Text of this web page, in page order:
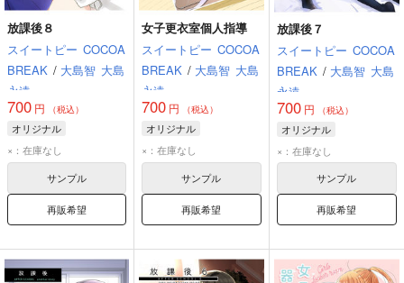
放課後８
スイートピー COCOA
BREAK / 大島智 大島
永遠
700 円 （税込）
オリジナル
×：在庫なし
サンプル
再販希望
女子更衣室個人指導
スイートピー COCOA
BREAK / 大島智 大島
永遠
700 円 （税込）
オリジナル
×：在庫なし
サンプル
再販希望
放課後７
スイートピー COCOA
BREAK / 大島智 大島
永遠
700円 （税込）
オリジナル
×：在庫なし
サンプル
再販希望